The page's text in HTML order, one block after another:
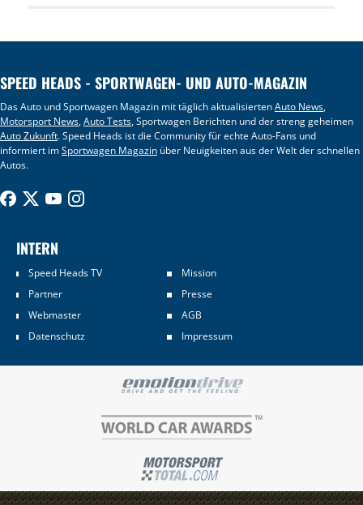
SPEED HEADS - SPORTWAGEN- UND AUTO-MAGAZIN
Das Auto und Sportwagen Magazin mit täglich aktualisiertenAuto News,
Motorsport News,Auto Tests, Sportwagen Berichten und der streng geheimen
Auto Zukunft. Speed Heads ist die Community für echte Auto-Fans und
informiert imSportwagen Magazin über Neuigkeiten aus der Welt der schnellen
Autos.
INTERN
Speed Heads TV
Mission
Partner
Presse
Webmaster
AGB
Datenschutz
Impressum